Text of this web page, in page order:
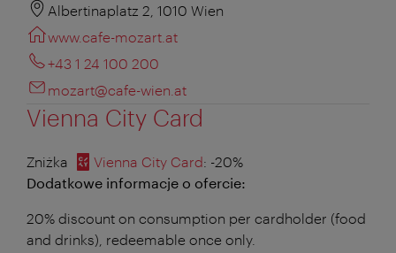
Albertinaplatz 2, 1010 Wien
www.cafe-mozart.at
+43 1 24 100 200
mozart@cafe-wien.at
Vienna City Card
Zniżka Vienna City Card: -20%
Dodatkowe informacje o ofercie:
20% discount on consumption per cardholder (food
and drinks), redeemable once only.